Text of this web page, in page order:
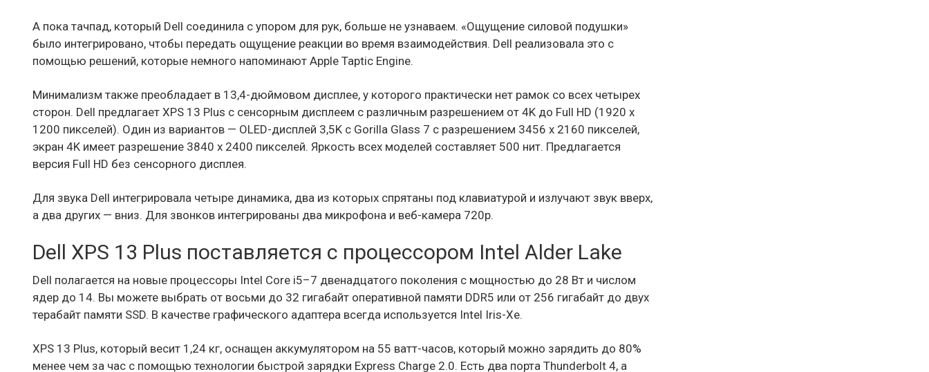
А пока тачпад, который Dell соединила с упором для рук, больше не узнаваем. «Ощущение силовой подушки»
было интегрировано, чтобы передать ощущение реакции во время взаимодействия. Dell реализовала это с
помощью решений, которые немного напоминают Apple Taptic Engine.
Минимализм также преобладает в 13,4-дюймовом дисплее, у которого практически нет рамок со всех четырех
сторон. Dell предлагает XPS 13 Plus с сенсорным дисплеем с различным разрешением от 4K до Full HD (1920 x
1200 пикселей). Один из вариантов — OLED-дисплей 3,5K с Gorilla Glass 7 с разрешением 3456 x 2160 пикселей,
экран 4K имеет разрешение 3840 x 2400 пикселей. Яркость всех моделей составляет 500 нит. Предлагается
версия Full HD без сенсорного дисплея.
Для звука Dell интегрировала четыре динамика, два из которых спрятаны под клавиатурой и излучают звук вверх,
а два других — вниз. Для звонков интегрированы два микрофона и веб-камера 720p.
Dell XPS 13 Plus поставляется с процессором Intel Alder Lake
Dell полагается на новые процессоры Intel Core i5–7 двенадцатого поколения с мощностью до 28 Вт и числом
ядер до 14. Вы можете выбрать от восьми до 32 гигабайт оперативной памяти DDR5 или от 256 гигабайт до двух
терабайт памяти SSD. В качестве графического адаптера всегда используется Intel Iris-Xe.
XPS 13 Plus, который весит 1,24 кг, оснащен аккумулятором на 55 ватт-часов, который можно зарядить до 80%
менее чем за час с помощью технологии быстрой зарядки Express Charge 2.0. Есть два порта Thunderbolt 4, а